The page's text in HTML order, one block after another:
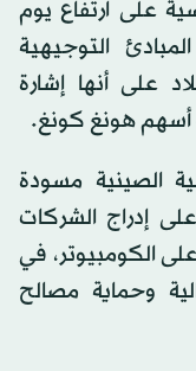
على ارتفاع يوم
التوجيهية
على أنها إشارة
أسهم هونغ كونغ.
الصينية مسودة
إدراج الشركات
الكومبيوتر، في
وحماية مصالح